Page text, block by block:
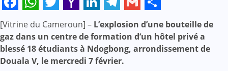
Facebook
WhatsApp
Twitter
Yahoo
Mail
LinkedIn
Telegram
Gmail
Share
[Vitrine du Cameroun] – L’explosion d’une bouteille de
gaz dans un centre de formation d’un hôtel privé a
blessé 18 étudiants à Ndogbong, arrondissement de
Douala V, le mercredi 7 février.